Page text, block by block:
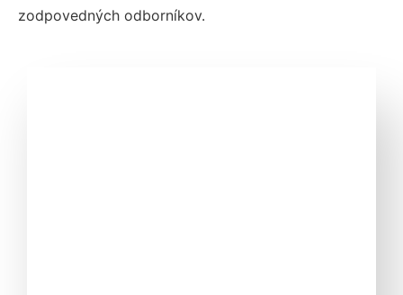
zodpovedných odborníkov.